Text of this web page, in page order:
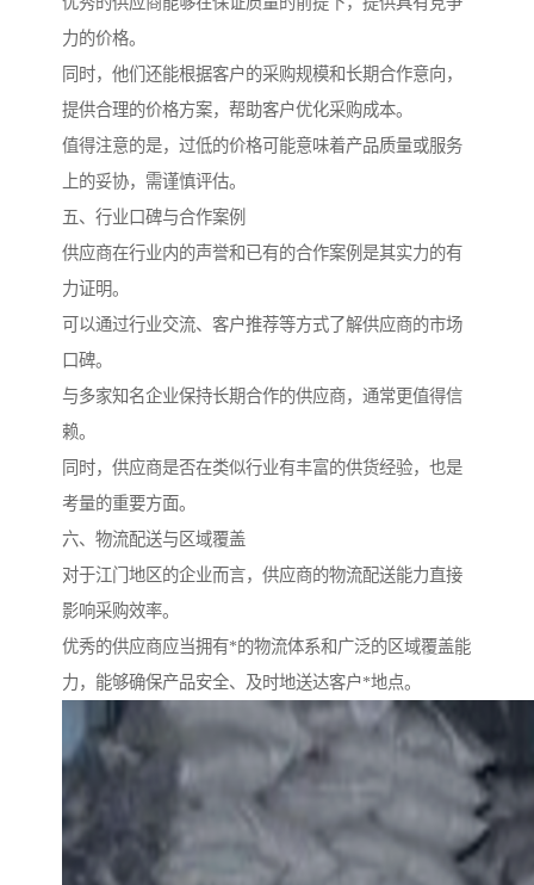
力的价格。
同时，他们还能根据客户的采购规模和长期合作意向，
提供合理的价格方案，帮助客户优化采购成本。
值得注意的是，过低的价格可能意味着产品质量或服务
上的妥协，需谨慎评估。
五、行业口碑与合作案例
供应商在行业内的声誉和已有的合作案例是其实力的有
力证明。
可以通过行业交流、客户推荐等方式了解供应商的市场
口碑。
与多家知名企业保持长期合作的供应商，通常更值得信
赖。
同时，供应商是否在类似行业有丰富的供货经验，也是
考量的重要方面。
六、物流配送与区域覆盖
对于江门地区的企业而言，供应商的物流配送能力直接
影响采购效率。
优秀的供应商应当拥有*的物流体系和广泛的区域覆盖能
力，能够确保产品安全、及时地送达客户*地点。